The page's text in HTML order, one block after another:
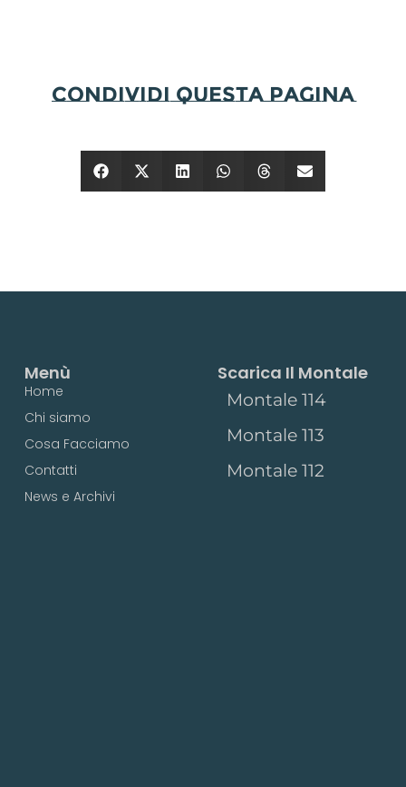
condividi questa pagina
Menù
Home
Chi siamo
Cosa Facciamo
Contatti
News e Archivi
Scarica Il Montale
Montale 114
Montale 113
Montale 112